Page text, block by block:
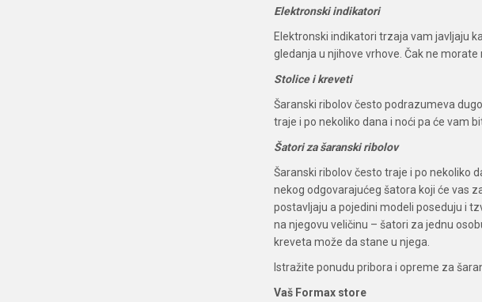
Elektronski indikatori
Elektronski indikatori trzaja vam javljaju
gledanja u njihove vrhove. Čak ne
Stolice i kreveti
Šaranski ribolov često podrazumeva
traje i po nekoliko dana i noći pa će vam
Šatori za šaranski ribolov
Šaranski ribolov često traje i po nekoliko
nekog odgovarajućeg šatora koji će vas
postavljaju a pojedini modeli poseduju i
na njegovu veličinu – šatori za jednu
kreveta može da stane u njega.
Istražite ponudu pribora i opreme za
Vaš Formax store